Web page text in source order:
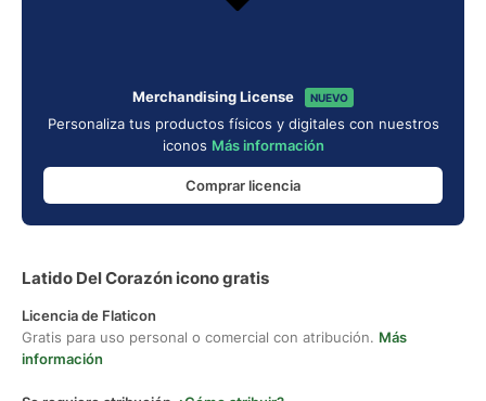
Merchandising License NUEVO
Personaliza tus productos físicos y digitales con nuestros
iconos Más información
Comprar licencia
Latido Del Corazón icono gratis
Licencia de Flaticon
Gratis para uso personal o comercial con atribución. Más
información